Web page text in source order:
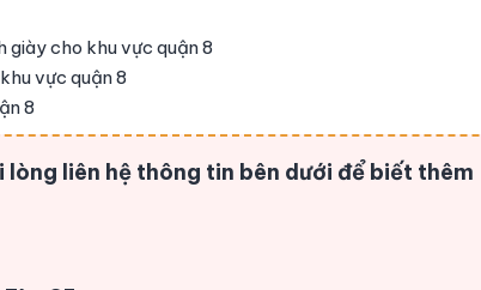
cho khu vực quận 8
vực quận 8
8
liên hệ thông tin bên dưới để biết thêm